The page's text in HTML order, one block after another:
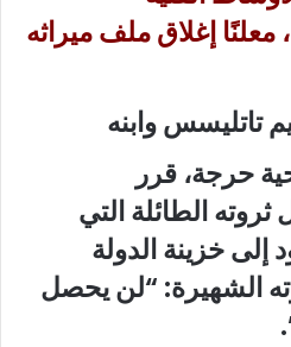
معلنًا إغلاق ملف ميراثه
تاتليسس وابنه
حرجة، قرر
الطائلة التي
خزينة الدولة
الشهيرة: “لن يحصل